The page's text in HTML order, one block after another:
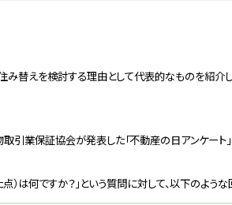
替えを検討する理由として代表的なものを紹介し
業保証協会が発表した「不動産の⽇アンケート
は何ですか？」という質問に対して、以下のような